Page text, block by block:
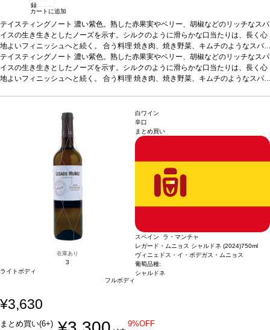
録
カートに追加
テイスティングノート 濃い紫色。熟した赤果実やベリー、胡椒などのリッチなスパ
イスの生き生きとしたノーズを示す。シルクのように滑らかな口当たりは、長く心
地よいフィニッシュへと続く。 合う料理 焼き肉、焼き野菜、キムチのようなスパ
イスの効いた一品などと好相性。イベリコハムやチョリソーなど、伝統的なスペイ
ン料理とも愉しめる。葡萄品種100% ガルナッチャ*本ヴィンテージが在庫切れの
場合、在庫があり価格が同様の場合は自動的に次のヴィンテージに変更されます、
テイスティングノート 濃い紫色。熟した赤果実やベリー、胡椒などのリッチなスパ
イスの生き生きとしたノーズを示す。シルクのように滑らかな口当たりは、長く心
地よいフィニッシュへと続く。 合う料理 焼き肉、焼き野菜、キムチのようなスパ
場合、在庫があり価格が同様の場合は自動的に次のヴィンテージに変更されます、
在庫あり
3
ライトボディ
フルボディ
白ワイン
辛口
まとめ買い
スペイン ラ・マンチャ
レガード・ムニョス シャルドネ (2024)750ml
ヴィニェドス・イ・ボデガス・ムニョス
葡萄品種:
シャルドネ
¥3,630
まとめ買い(6+) 9%OFF